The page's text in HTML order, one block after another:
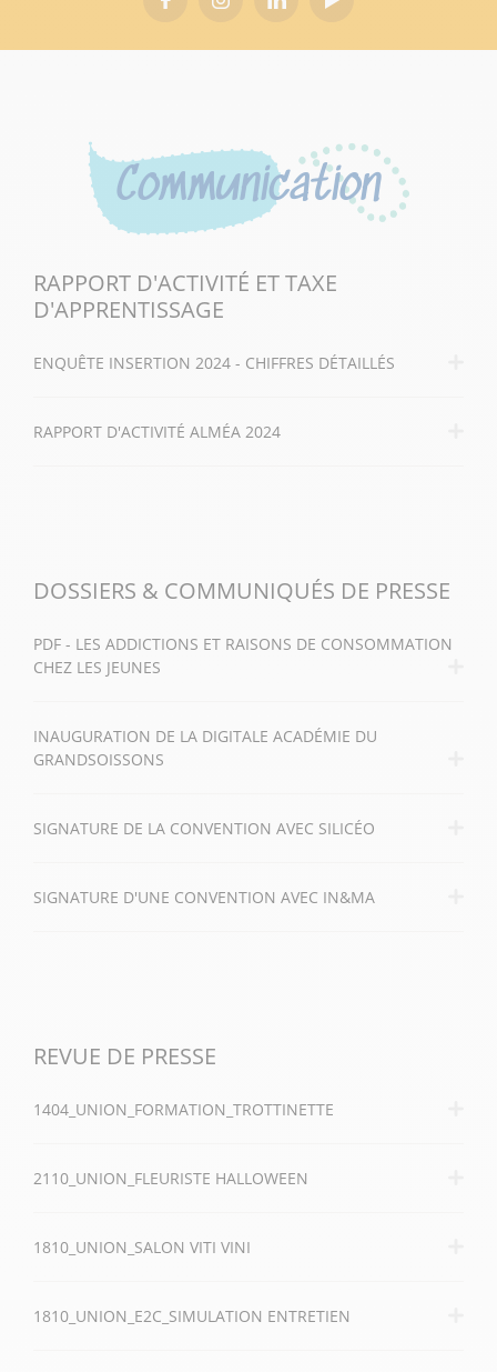
Communication
RAPPORT D'ACTIVITÉ ET TAXE
D'APPRENTISSAGE
ENQUÊTE INSERTION 2024 - CHIFFRES DÉTAILLÉS
RAPPORT D'ACTIVITÉ ALMÉA 2024
DOSSIERS & COMMUNIQUÉS DE PRESSE
PDF - LES ADDICTIONS ET RAISONS DE CONSOMMATION
CHEZ LES JEUNES
INAUGURATION DE LA DIGITALE ACADÉMIE DU
GRANDSOISSONS
SIGNATURE DE LA CONVENTION AVEC SILICÉO
SIGNATURE D'UNE CONVENTION AVEC IN&MA
REVUE DE PRESSE
1404_UNION_FORMATION_TROTTINETTE
2110_UNION_FLEURISTE HALLOWEEN
1810_UNION_SALON VITI VINI
1810_UNION_E2C_SIMULATION ENTRETIEN